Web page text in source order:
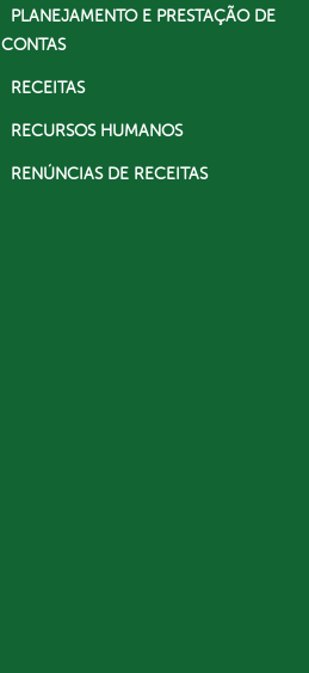
PLANEJAMENTO E PRESTAÇÃO DE
CONTAS
RECEITAS
RECURSOS HUMANOS
RENÚNCIAS DE RECEITAS